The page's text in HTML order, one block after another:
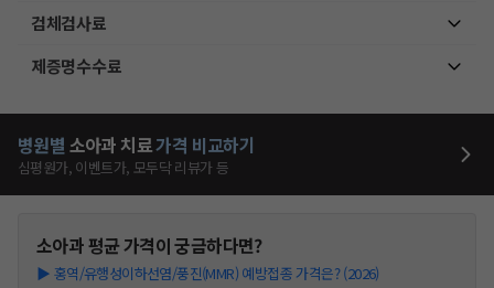
검체검사료
제증명수수료
병원별 소아과 치료가격 비교하기
심평원가, 이벤트가, 모두닥 리뷰가 등
소아과평균 가격이 궁금하다면?
▶ 홍역/유행성이하선염/풍진(MMR) 예방접종 가격은? (2026)